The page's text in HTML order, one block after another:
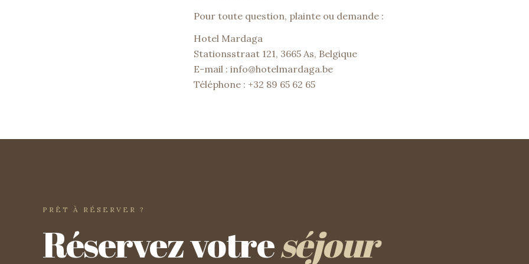
Pour toute question, plainte ou demande :
Hotel Mardaga
Stationsstraat 121, 3665 As, Belgique
E-mail : info@hotelmardaga.be
Téléphone : +32 89 65 62 65
PRÊT À RÉSERVER ?
Réservez votreséjour